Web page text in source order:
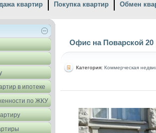
квартир Покупка квартир Обмен
в ипотеке
по ЖКУ
Офис на Поварской 20
Категория: Коммерческая